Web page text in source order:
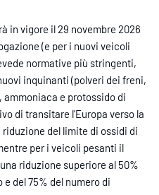
in vigore il 29 novembre 2026
(e per i nuovi veicoli
normative più stringenti,
inquinanti (polveri dei freni,
e protossido di
di transitare l’Europa verso la
del limite di ossidi di
per i veicoli pesanti il
riduzione superiore al 50%
del 75% del numero di